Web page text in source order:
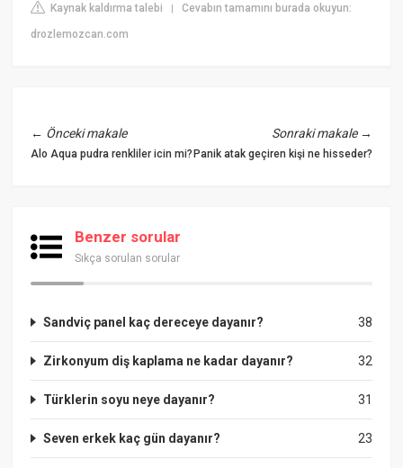
Kaynak kaldırma talebi |Cevabın tamamını burada okuyun:
drozlemozcan.com
← Önceki makale
Alo Aqua pudra renkliler icin mi?
Sonraki makale→
Panik atak geçiren kişi ne hisseder?
Benzer sorular
Sıkça sorulan sorular
38
Sandviç panel kaç dereceye dayanır?
32
Zirkonyum diş kaplama ne kadar dayanır?
31
Türklerin soyu neye dayanır?
23
Seven erkek kaç gün dayanır?